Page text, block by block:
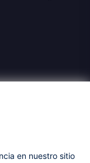
and/or its
of its subsidiaries or
en nuestro sitio